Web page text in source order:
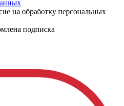
на обработку персональных
подписка